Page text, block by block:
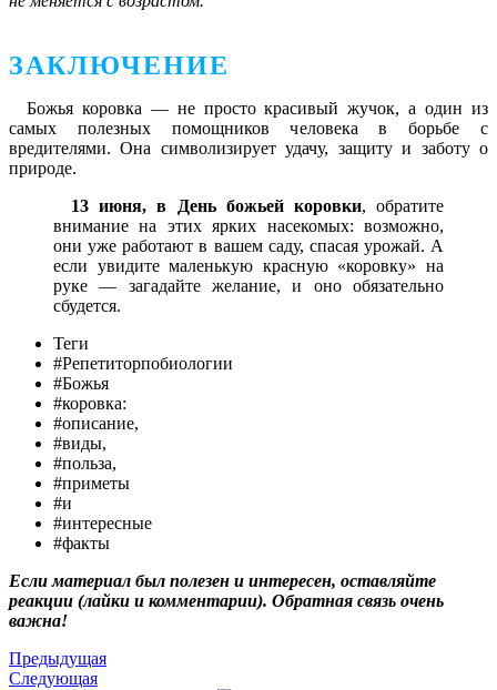
ЗАКЛЮЧЕНИЕ
Божья коровка — не просто красивый жучок, а один из
самых полезных помощников человека в борьбе с
вредителями. Она символизирует удачу, защиту и заботу о
природе.
13 июня, в День божьей коровки, обратите
внимание на этих ярких насекомых: возможно,
они уже работают в вашем саду, спасая урожай. А
если увидите маленькую красную «коровку» на
руке — загадайте желание, и оно обязательно
сбудется.
Теги
#Репетиторпобиологии
#Божья
#коровка:
#описание,
#виды,
#польза,
#приметы
#и
#интересные
#факты
Если материал был полезен и интересен, оставляйте
реакции (лайки и комментарии). Обратная связь очень
важна!
Предыдущая
Следующая